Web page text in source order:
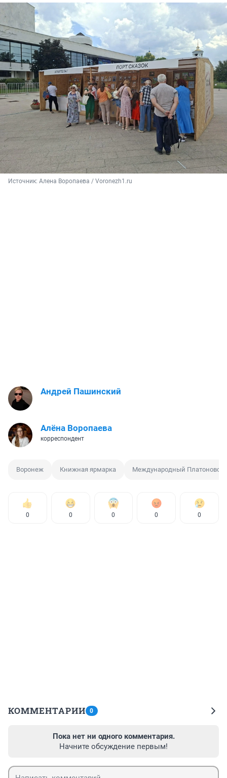
Источник: Алена Воропаева / Voronezh1.ru
Андрей Пашинский
Алёна Воропаева
корреспондент
Воронеж Книжная ярмарка Международный
0 0 0 0 0
КОММЕНТАРИИ 0
Пока нет ни одного комментария.
Начните обсуждение первым!